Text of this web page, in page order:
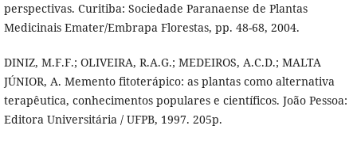
perspectivas. Curitiba: Sociedade Paranaense de Plantas
Medicinais Emater/Embrapa Florestas, pp. 48-68, 2004.
DINIZ, M.F.F.; OLIVEIRA, R.A.G.; MEDEIROS, A.C.D.; MALTA
JÚNIOR, A. Memento fitoterápico: as plantas como alternativa
terapêutica, conhecimentos populares e científicos. João Pessoa:
Editora Universitária / UFPB, 1997. 205p.